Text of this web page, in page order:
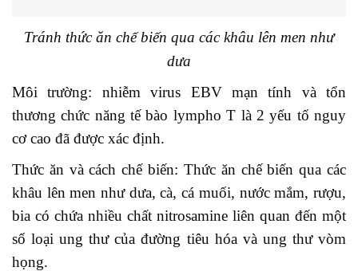
Tránh thức ăn chế biến qua các khâu lên men như
dưa
Môi trường: nhiễm virus EBV mạn tính và tổn
thương chức năng tế bào lympho T là 2 yếu tố nguy
cơ cao đã được xác định.
Thức ăn và cách chế biến: Thức ăn chế biến qua các
khâu lên men như dưa, cà, cá muối, nước mắm, rượu,
bia có chứa nhiều chất nitrosamine liên quan đến một
số loại ung thư của đường tiêu hóa và ung thư vòm
họng.